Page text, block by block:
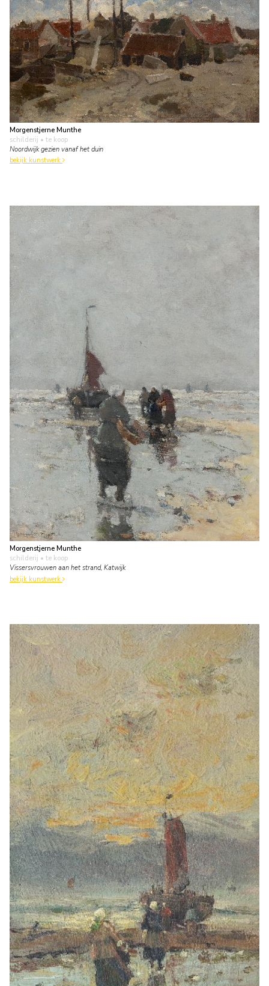
Morgenstjerne Munthe
schilderij • te koop
Noordwijk gezien vanaf het duin
bekijk kunstwerk
Morgenstjerne Munthe
schilderij • te koop
Vissersvrouwen aan het strand, Katwijk
bekijk kunstwerk